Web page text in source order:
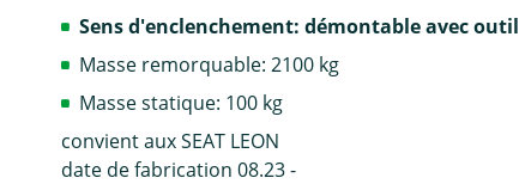
Sens d'enclenchement: démontable avec outil
Masse remorquable: 2100 kg
Masse statique: 100 kg
convient aux SEAT LEON
date de fabrication 08.23 -